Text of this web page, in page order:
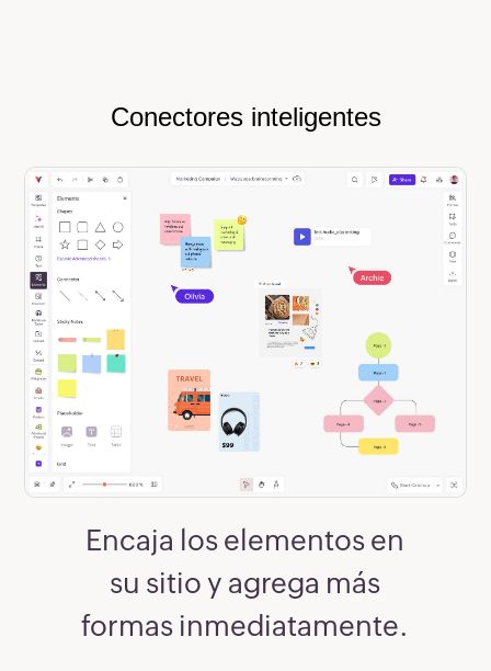
Conectores inteligentes
Encaja los elementos en
su sitio y agrega más
formas inmediatamente.